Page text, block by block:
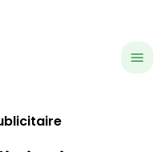
menu